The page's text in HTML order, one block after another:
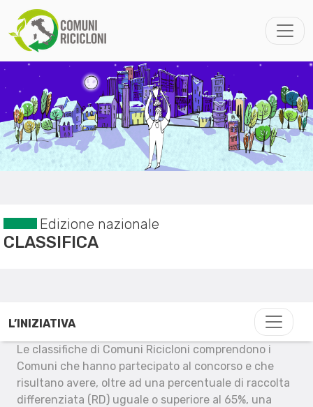
Edizione nazionale
CLASSIFICA
L’INIZIATIVA
Le classifiche di Comuni Ricicloni comprendono i
Comuni che hanno partecipato al concorso e che
risultano avere, oltre ad una percentuale di raccolta
differenziata (RD) uguale o superiore al 65%, una